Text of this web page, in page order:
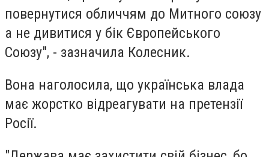
повернутися обличчям до Митного союзу
а не дивитися у бік Європейського
Союзу", - зазначила Колесник.
Вона наголосила, що українська влада
має жорстко відреагувати на претензії
Росії.